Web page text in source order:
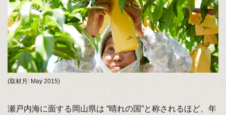
(取材月: May 2015)
瀬戸内海に面する岡山県は “晴れの国”と称されるほど、年